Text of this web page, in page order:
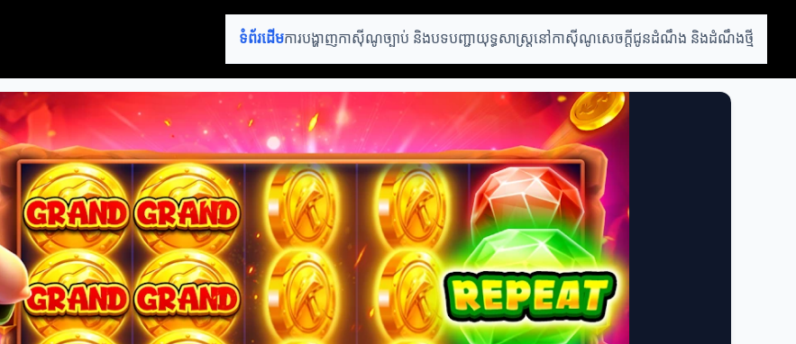
ទំព័រដើមការបង្ហាញកាស៊ីណូច្បាប់ និងបទបញ្ជាយុទ្ធសាស្ត្រនៅកាស៊ីណូសេចក្តីជូនដំណឹង និងដំណឹងថ្មី